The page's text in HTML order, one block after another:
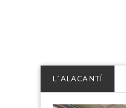
L´ALACANTÍ